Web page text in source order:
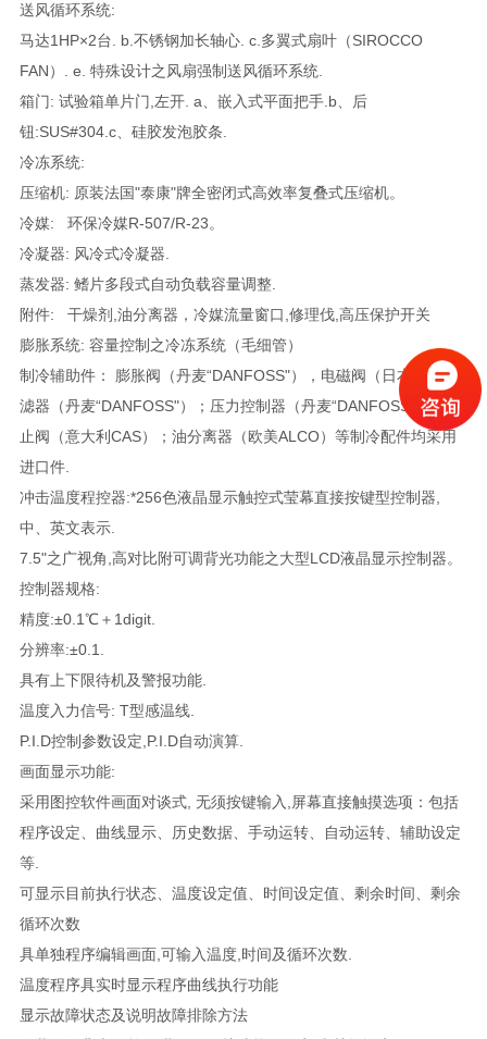
送风循环系统:
马达1HP×2台. b.不锈钢加长轴心. c.多翼式扇叶（SIROCCO
FAN）. e. 特殊设计之风扇强制送风循环系统.
箱门: 试验箱单片门,左开. a、嵌入式平面把手.b、后
钮:SUS#304.c、硅胶发泡胶条.
冷冻系统:
压缩机: 原装法国"泰康"牌全密闭式高效率复叠式压缩机。
冷媒: 环保冷媒R-507/R-23。
冷凝器: 风冷式冷凝器.
蒸发器: 鳍片多段式自动负载容量调整.
附件: 干燥剂,油分离器，冷媒流量窗口,修理伐,高压保护开关
膨胀系统: 容量控制之冷冻系统（毛细管）
制冷辅助件： 膨胀阀（丹麦“DANFOSS"），电磁阀（日本）；过
滤器（丹麦“DANFOSS"）；压力控制器（丹麦“DANFOSS"）；截
止阀（意大利CAS）；油分离器（欧美ALCO）等制冷配件均采用
进口件.
冲击温度程控器:*256色液晶显示触控式莹幕直接按键型控制器,
中、英文表示.
7.5"之广视角,高对比附可调背光功能之大型LCD液晶显示控制器。
控制器规格:
精度:±0.1℃＋1digit.
分辨率:±0.1.
具有上下限待机及警报功能.
温度入力信号: T型感温线.
P.I.D控制参数设定,P.I.D自动演算.
画面显示功能:
采用图控软件画面对谈式, 无须按键输入,屏幕直接触摸选项：包括
程序设定、曲线显示、历史数据、手动运转、自动运转、辅助设定
等.
可显示目前执行状态、温度设定值、时间设定值、剩余时间、剩余
循环次数
具单独程序编辑画面,可输入温度,时间及循环次数.
温度程序具实时显示程序曲线执行功能
显示故障状态及说明故障排除方法